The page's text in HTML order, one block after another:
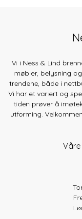
Vi i Ness & Lind
møbler, belysning
trendene, både i
Vi har et variert og
tiden prøver å
utforming.
Våre